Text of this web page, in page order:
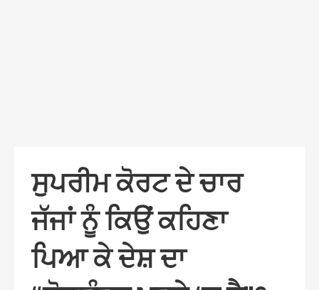
ਸੁਪਰੀਮ ਕੋਰਟ ਦੇ ਚਾਰ
ਜੱਜਾਂ ਨੂੰ ਕਿਉਂ ਕਹਿਣਾ
ਪਿਆ ਕੇ ਦੇਸ਼ ਦਾ